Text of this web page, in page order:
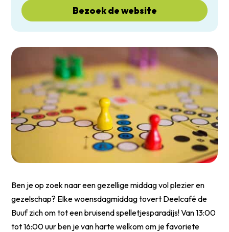
Ben je op zoek naar een gezellige middag vol plezier en
gezelschap? Elke woensdagmiddag tovert Deelcafé de
Buuf zich om tot een bruisend spelletjesparadijs! Van 13:00
tot 16:00 uur ben je van harte welkom om je favoriete
Bezoek de website